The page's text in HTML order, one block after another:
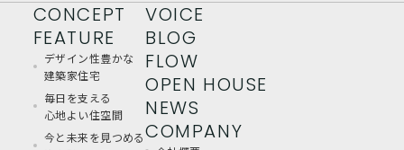
CONCEPT
FEATURE
デザイン性豊かな
建築家住宅
毎日を支える
心地よい住空間
今と未来を見つめる
VOICE
BLOG
FLOW
OPEN HOUSE
NEWS
COMPANY